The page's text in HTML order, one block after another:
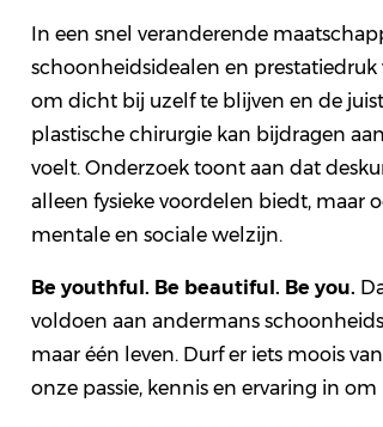
In een snel veranderende
schoonheidsidealen en
om dicht bij uzelf te blijven en de
plastische chirurgie kan bijdragen
voelt. Onderzoek toont aan dat
alleen fysieke voordelen biedt, maar
mentale en sociale welzijn.
Be youthful. Be beautiful. Be you.
voldoen aan andermans
maar één leven. Durf er iets moois
onze passie, kennis en ervaring in